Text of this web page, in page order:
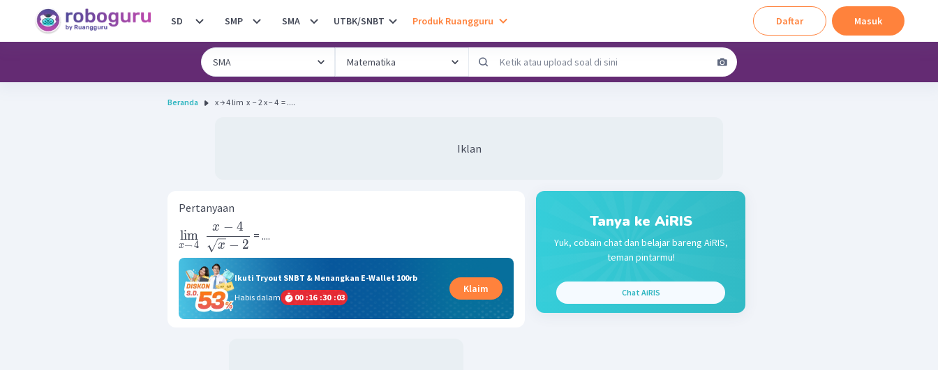
SD SMP SMA UTBK/SNBT Produk Ruangguru Daftar Masuk
Beranda x → 4 lim ​ x ​ − 2 x − 4 ​ = ....
Iklan
Pertanyaan
x→4
lim
x − 2
x − 4
= ....
Ikuti Tryout SNBT & Menangkan E-Wallet 100rb
Habis dalam
00 :16 :30 :03
Klaim
Tanya ke AiRIS
Yuk, cobain chat dan belajar bareng AiRIS,
teman pintarmu!
Chat AiRIS